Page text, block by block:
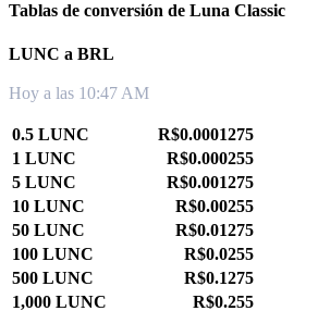
Tablas de conversión de Luna Classic
LUNC a BRL
Hoy a las 10:47 AM
0.5 LUNC
R$0.0001275
1 LUNC
R$0.000255
5 LUNC
R$0.001275
10 LUNC
R$0.00255
50 LUNC
R$0.01275
100 LUNC
R$0.0255
500 LUNC
R$0.1275
1,000 LUNC
R$0.255